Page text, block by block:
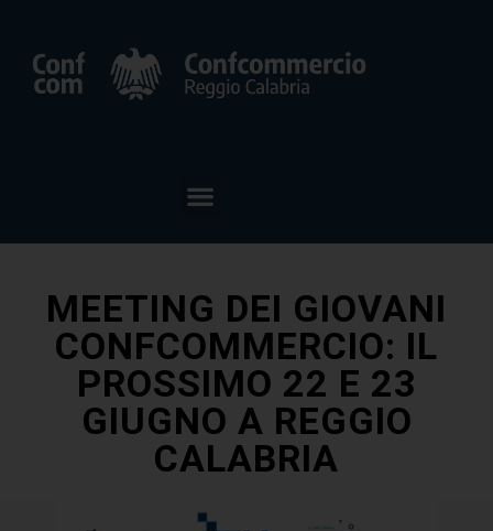
MEETING DEI GIOVANI
CONFCOMMERCIO: IL
PROSSIMO 22 E 23
GIUGNO A REGGIO
CALABRIA